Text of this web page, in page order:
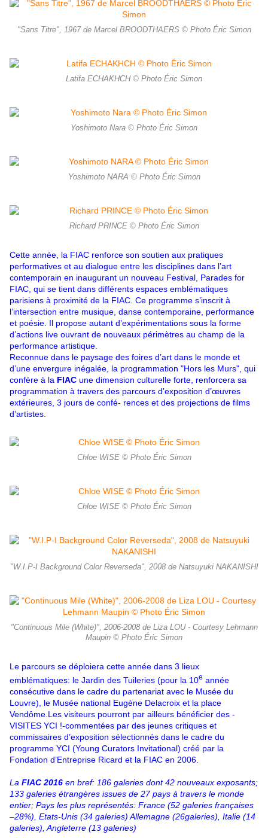
"Sans Titre", 1967 de Marcel BROODTHAERS © Photo Éric Simon
Latifa ECHAKHCH © Photo Éric Simon
Yoshimoto Nara © Photo Éric Simon
Yoshimoto NARA © Photo Éric Simon
Richard PRINCE © Photo Éric Simon
Cette année, la FIAC renforce son soutien aux pratiques
performatives et au dialogue entre les disciplines dans l’art
contemporain en inaugurant un nouveau Festival, Parades for
FIAC, qui se tient dans différents espaces emblématiques
parisiens à proximité de la FIAC. Ce programme s’inscrit à
l’intersection entre musique, danse contemporaine, performance
et poésie. Il propose autant d’expérimentations sous la forme
d’actions live ouvrant de nouveaux périmètres au champ de la
performance artistique.
Reconnue dans le paysage des foires d’art dans le monde et
d’une envergure inégalée, la programmation "Hors les Murs", qui
confère à la FIAC une dimension culturelle forte, renforcera sa
programmation à travers des parcours d’exposition d’œuvres
extérieures, 3 jours de confé- rences et des projections de films
d’artistes.
Chloe WISE © Photo Éric Simon
Chloe WISE © Photo Éric Simon
"W.I.P-I Background Color Reverseda", 2008 de Natsuyuki NAKANISHI
"Continuous Mile (White)", 2006-2008 de Liza LOU - Courtesy Lehmann
Maupin © Photo Éric Simon
Le parcours se déploiera cette année dans 3 lieux
emblématiques: le Jardin des Tuileries (pour la 10e année
consécutive dans le cadre du partenariat avec le Musée du
Louvre), le Musée national Eugène Delacroix et la place
Vendôme.Les visiteurs pourront par ailleurs bénéficier des -
VISITES YCI !-commentées par des jeunes critiques et
commissaires d’exposition sélectionnés dans le cadre du
programme YCI (Young Curators Invitational) créé par la
Fondation d’Entreprise Ricard et la FIAC en 2006.
La FIAC 2016 en bref: 186 galeries dont 42 nouveaux exposants;
133 galeries étrangères issues de 27 pays à travers le monde
entier; Pays les plus représentés: France (52 galeries françaises
–28%), Etats-Unis (34 galeries) Allemagne (26galeries), Italie (14
galeries), Angleterre (13 galeries)